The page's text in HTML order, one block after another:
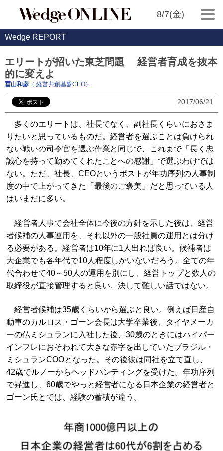
8/7(金)
Wedge REPORT
エリートが招いた東芝問題 経営者育成を抜本
的に変えよ
冨山和彦 （ 経営共創基盤CEO）
2017/06/21
多くのエリートは、社長でなく、副社長くらいにおさま
りたいと思っているものだ。経営者を選ぶことは負けられ
ない戦いの司令官を選ぶ作業と同じで、これまで「長く忠
誠心を持って勤めてくれたことへの感謝」で選ぶわけでは
ない。ただ、社長、CEOというポストが年功序列の人事制
度の中で上がってきた「最後のご褒美」だと思っている人
はいまだに多い。
経営者人事で会社全体に今後の方針を示した後は、経営
者候補の人事運用を、それ以外の一般社員の運用とは分け
る必要がある。経営者は10年に1人出れば良い。候補者は
大企業でも各年代で10人程度しかいないだろう。全ての年
代合わせて40～50人の運用を別にし、経営トップと数人の
取締役が直接管理すると良い。決して難しい話ではない。
経営者候補は35歳くらいから選ぶと良い。例えば日産自
動車のカルロス・ゴーン会長は大学卒業後、タイヤメーカ
ーの仏ミシュランに入社した後、30歳のときにはハイパー
インフレにおそわれて大きな赤字を出していたブラジル・
ミシュランCOOとなった。その後彼は同社を立て直し、
42歳でルノーからヘッドハンティングを受けた。年功序列
で昇進し、60歳でやっと経営者になる日本企業の経営者と
ゴーン氏とでは、経験の蓄積が違う。